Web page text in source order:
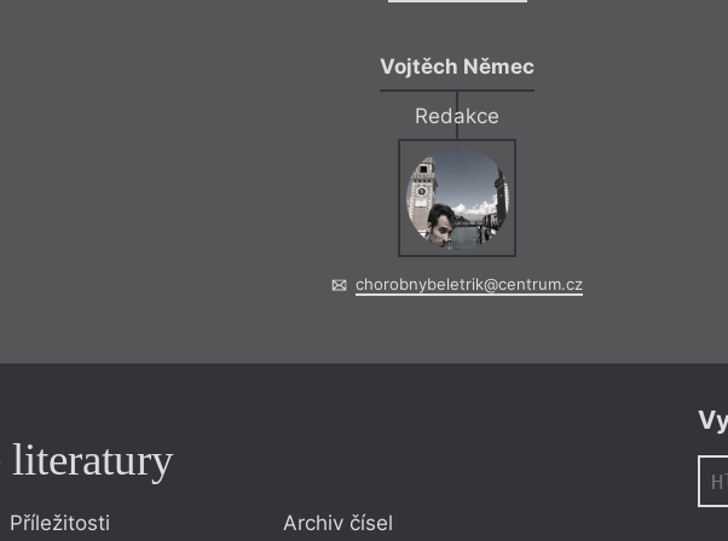
Vojtěch Němec
Redakce
chorobnybeletrik@centrum.cz
literatury
Příležitosti Archiv čísel